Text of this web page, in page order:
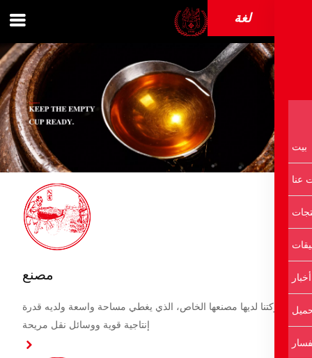
لديها مصنعها الخاص، الذي يغطي مساحة واسعة ولديه قدرة
إنتاجية قوية ووسائل نقل مريحة